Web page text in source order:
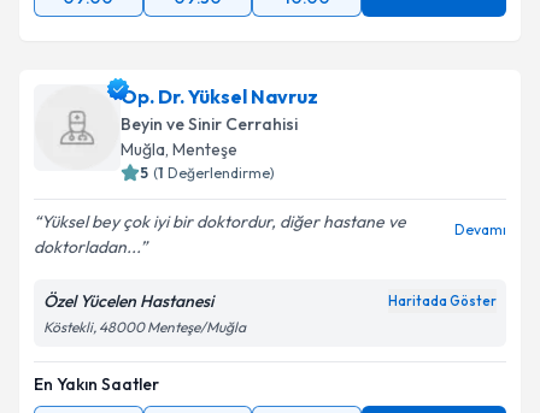
Op. Dr. Yüksel Navruz
Beyin ve Sinir Cerrahisi
Muğla, Menteşe
5 (1 Değerlendirme)
Yüksel bey çok iyi bir doktordur, diğer hastane ve
doktorladan...
Devamı
Özel Yücelen Hastanesi Haritada Göster
Köstekli, 48000 Menteşe/Muğla
En Yakın Saatler